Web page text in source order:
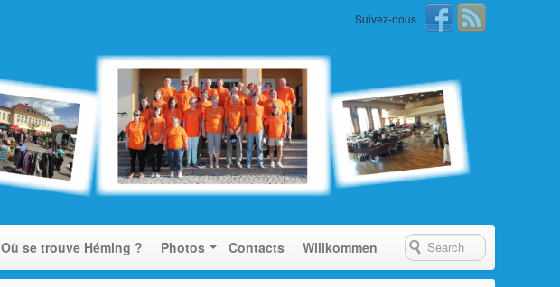
Suivez-nous
Où se trouve Héming ? Photos Contacts Willkommen